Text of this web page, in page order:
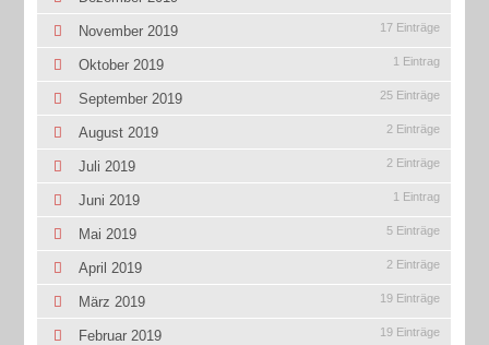
November 2019 17 Einträge
Oktober 2019 1 Eintrag
September 2019 25 Einträge
August 2019 2 Einträge
Juli 2019 2 Einträge
Juni 2019 1 Eintrag
Mai 2019 5 Einträge
April 2019 2 Einträge
März 2019 19 Einträge
Februar 2019 19 Einträge